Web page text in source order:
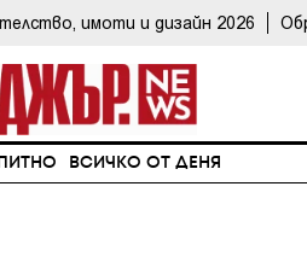
имоти и дизайн 2026
ВСИЧКО ОТ ДЕНЯ